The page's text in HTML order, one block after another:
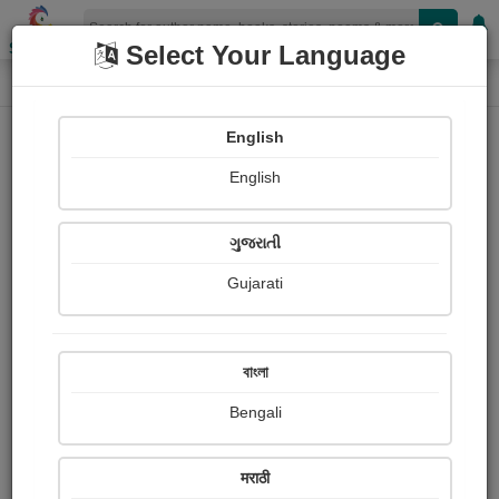
Shopizen
Home Audios
જયશ્રી બોરીચા વાજા 'લાવણ્યા'.
Received Ratings
Share with your friends :
Select Your Language
English
English
ગુજરાતી
Gujarati
বাংলা
Bengali
मराठी